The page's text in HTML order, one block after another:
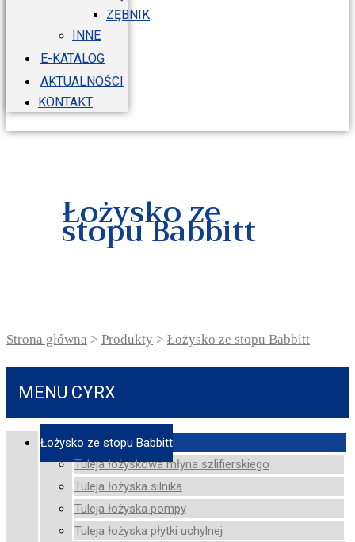
ZĘBNIK
INNE
E-KATALOG
AKTUALNOŚCI
KONTAKT
Łożysko ze
stopu Babbitt
Strona główna > Produkty > Łożysko ze stopu Babbitt
MENU CYRX
Łożysko ze stopu Babbitt
Tuleja łożyskowa młyna szlifierskiego
Tuleja łożyska silnika
Tuleja łożyska pompy
Tuleja łożyska płytki uchylnej